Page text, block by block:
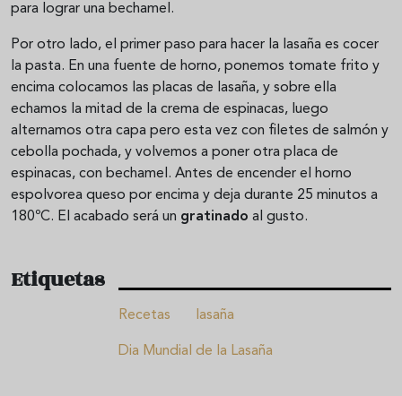
para lograr una bechamel.
Por otro lado, el primer paso para hacer la lasaña es cocer
la pasta. En una fuente de horno, ponemos tomate frito y
encima colocamos las placas de lasaña, y sobre ella
echamos la mitad de la crema de espinacas, luego
alternamos otra capa pero esta vez con filetes de salmón y
cebolla pochada, y volvemos a poner otra placa de
espinacas, con bechamel. Antes de encender el horno
espolvorea queso por encima y deja durante 25 minutos a
180ºC. El acabado será un gratinado al gusto.
Etiquetas
Recetas lasaña
Dia Mundial de la Lasaña